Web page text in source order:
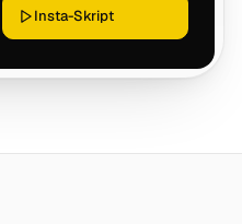
Insta-Skript